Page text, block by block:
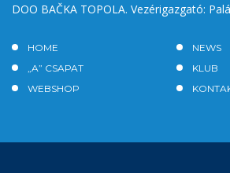
DOO BAČKA TOPOLA. Vezérigazgató:
HOME
NEWS
„A” CSAPAT
KLUB
WEBSHOP